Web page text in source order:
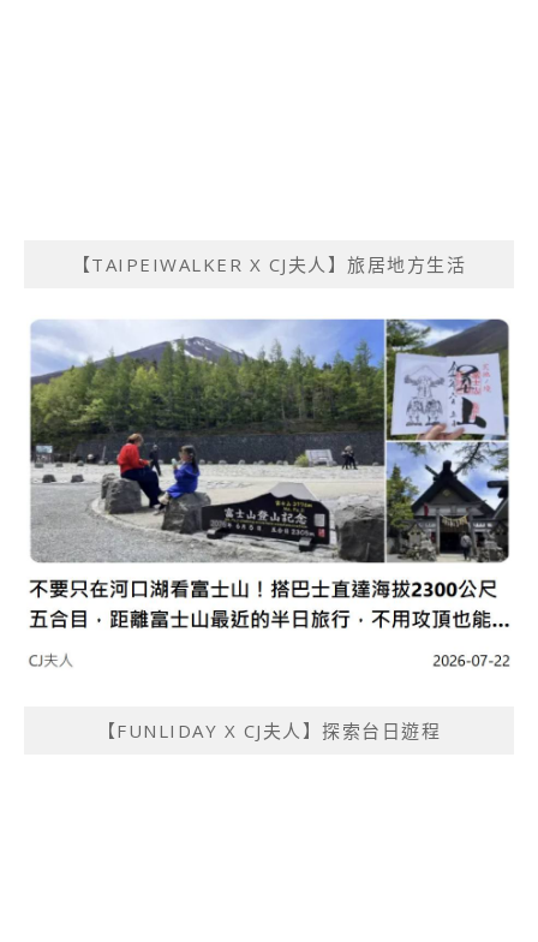
【TAIPEIWALKER X CJ夫人】旅居地方生活
【FUNLIDAY X CJ夫人】探索台日遊程